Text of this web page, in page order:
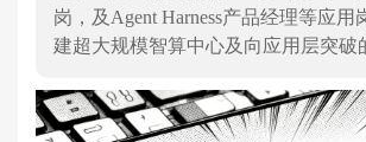
岗，及Agent Harness产品经理等应用
建超大规模智算中心及向应用层突破